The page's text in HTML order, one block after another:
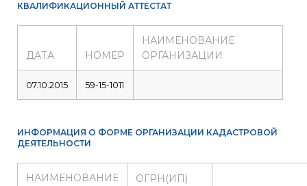
КВАЛИФИКАЦИОННЫЙ АТТЕСТАТ
ДАТА НОМЕР
НАИМЕНОВАНИЕ
ОРГАНИЗАЦИИ
07.10.2015 59-15-1011
ИНФОРМАЦИЯ О ФОРМЕ ОРГАНИЗАЦИИ КАДАСТРОВОЙ
ДЕЯТЕЛЬНОСТИ
НАИМЕНОВАНИЕ
ОГРН(ИП)